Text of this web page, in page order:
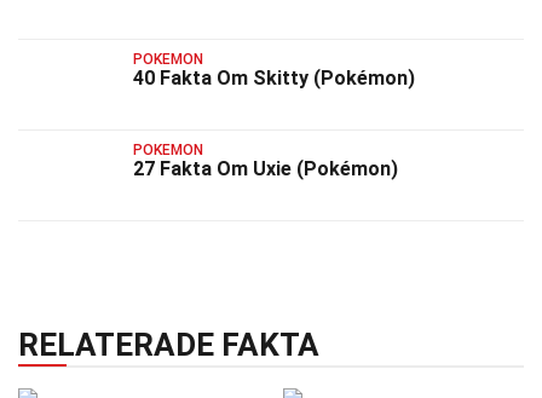
POKEMON
40 Fakta Om Skitty (Pokémon)
POKEMON
27 Fakta Om Uxie (Pokémon)
RELATERADE FAKTA